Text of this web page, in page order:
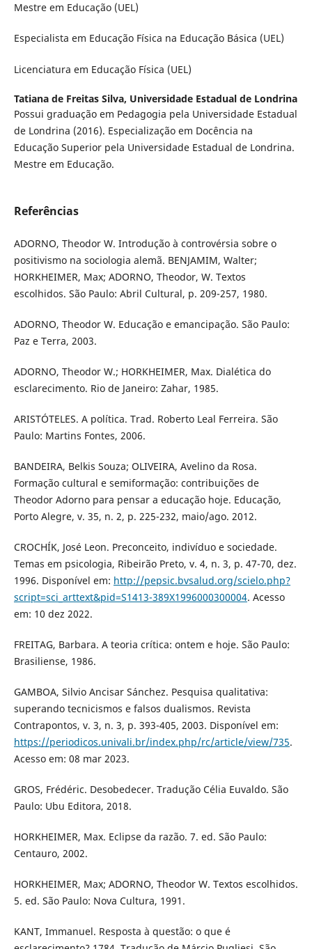
Mestre em Educação (UEL)
Especialista em Educação Física na Educação Básica (UEL)
Licenciatura em Educação Física (UEL)
Tatiana de Freitas Silva, Universidade Estadual de Londrina
Possui graduação em Pedagogia pela Universidade Estadual
de Londrina (2016). Especialização em Docência na
Educação Superior pela Universidade Estadual de Londrina.
Mestre em Educação.
Referências
ADORNO, Theodor W. Introdução à controvérsia sobre o
positivismo na sociologia alemã. BENJAMIM, Walter;
HORKHEIMER, Max; ADORNO, Theodor, W. Textos
escolhidos. São Paulo: Abril Cultural, p. 209-257, 1980.
ADORNO, Theodor W. Educação e emancipação. São Paulo:
Paz e Terra, 2003.
ADORNO, Theodor W.; HORKHEIMER, Max. Dialética do
esclarecimento. Rio de Janeiro: Zahar, 1985.
ARISTÓTELES. A política. Trad. Roberto Leal Ferreira. São
Paulo: Martins Fontes, 2006.
BANDEIRA, Belkis Souza; OLIVEIRA, Avelino da Rosa.
Formação cultural e semiformação: contribuições de
Theodor Adorno para pensar a educação hoje. Educação,
Porto Alegre, v. 35, n. 2, p. 225-232, maio/ago. 2012.
CROCHÍK, José Leon. Preconceito, indivíduo e sociedade.
Temas em psicologia, Ribeirão Preto, v. 4, n. 3, p. 47-70, dez.
1996. Disponível em: http://pepsic.bvsalud.org/scielo.php?
script=sci_arttext&pid=S1413-389X1996000300004. Acesso
em: 10 dez 2022.
FREITAG, Barbara. A teoria crítica: ontem e hoje. São Paulo:
Brasiliense, 1986.
GAMBOA, Silvio Ancisar Sánchez. Pesquisa qualitativa:
superando tecnicismos e falsos dualismos. Revista
Contrapontos, v. 3, n. 3, p. 393-405, 2003. Disponível em:
https://periodicos.univali.br/index.php/rc/article/view/735.
Acesso em: 08 mar 2023.
GROS, Frédéric. Desobedecer. Tradução Célia Euvaldo. São
Paulo: Ubu Editora, 2018.
HORKHEIMER, Max. Eclipse da razão. 7. ed. São Paulo:
Centauro, 2002.
HORKHEIMER, Max; ADORNO, Theodor W. Textos escolhidos.
5. ed. São Paulo: Nova Cultura, 1991.
KANT, Immanuel. Resposta à questão: o que é